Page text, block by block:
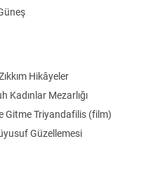
Hikâyeler
Kadınlar Mezarlığı
Gitme Triyandafilis (film)
Güzellemesi